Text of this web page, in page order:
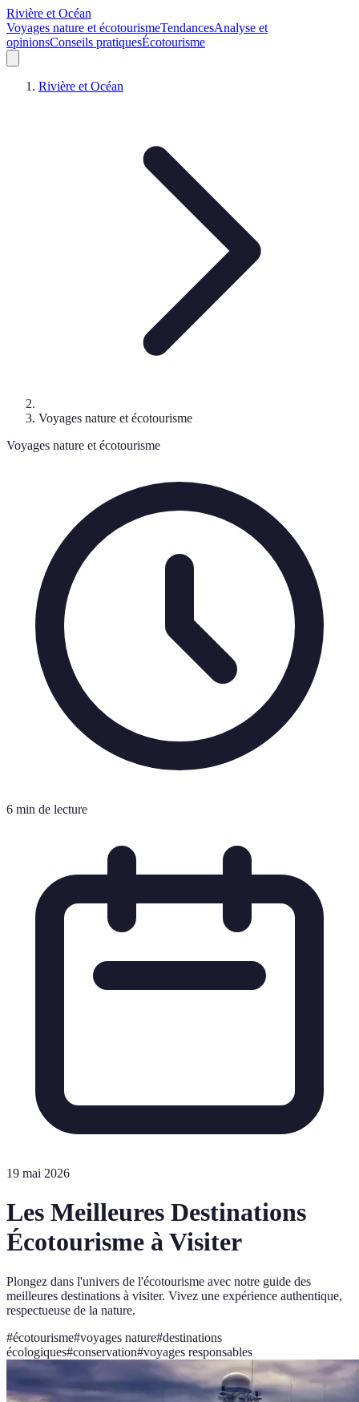
Rivière et Océan
Voyages nature et écotourismeTendancesAnalyse et
opinionsConseils pratiquesÉcotourisme
Rivière et Océan
Voyages nature et écotourisme
Voyages nature et écotourisme
6 min de lecture
19 mai 2026
Les Meilleures Destinations
Écotourisme à Visiter
Plongez dans l'univers de l'écotourisme avec notre guide des
meilleures destinations à visiter. Vivez une expérience authentique,
respectueuse de la nature.
#écotourisme#voyages nature#destinations
écologiques#conservation#voyages responsables